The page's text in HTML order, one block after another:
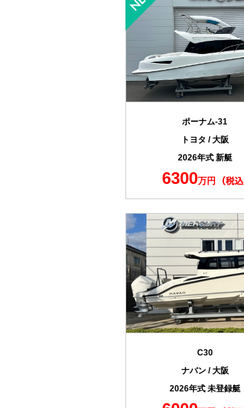
ポーナム-31
トヨタ / 大阪
2026年式 新艇
6300万円
C30
ナバン / 大阪
2026年式 未登録艇